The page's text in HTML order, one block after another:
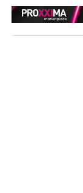
como
A Americanas